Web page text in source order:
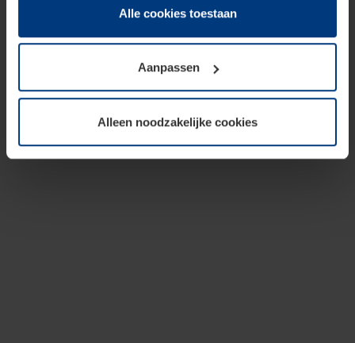
Juridisch hebben wij het recht om cookies op uw
van deze pagina's absoluut vereist is. Voor alle andere
soorten cookies is uw toestemming benodigd. Uw
toestemming kunt u op elk moment bij de uitleg van de
wijzigen of herroepen.
Alle cookies toestaan
Aanpassen
Alleen noodzakelijke cookies